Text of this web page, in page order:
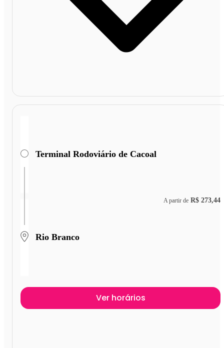
Terminal Rodoviário de Cacoal
Rio Branco
A partir de R$ 273,44
Ver horários